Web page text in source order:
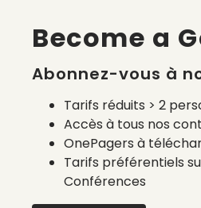
La liste des prestataires du
de mode
2 août 2026
Become a
Abonnez-vous à
Tarifs réduits > 2
Accès à tous nos
OnePagers à
Tarifs préférentiels
Conférences